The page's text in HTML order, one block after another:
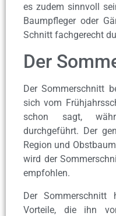
es zudem sinnvoll
Baumpfleger oder
Schnitt fachgerecht
Der
Der Sommerschnitt
sich vom
schon sagt,
durchgeführt. Der
Region und
wird der
empfohlen.
Der Sommerschnitt
Vorteile, die ihn